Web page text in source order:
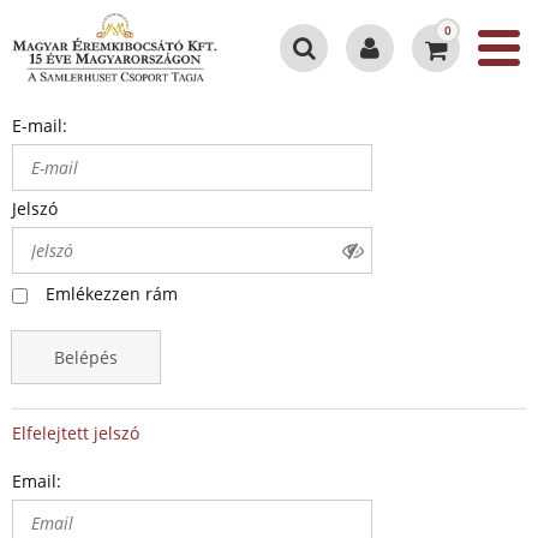
0
E-mail:
Jelszó
Emlékezzen rám
Belépés
Elfelejtett jelszó
Email: